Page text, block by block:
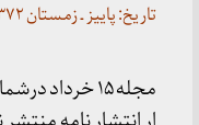
تاریخ: پاییز ـ زمستان